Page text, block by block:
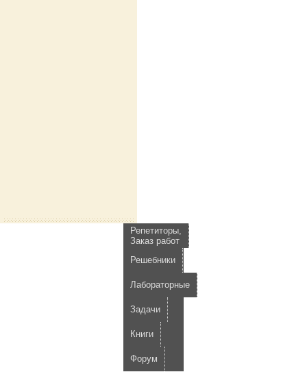
Репетиторы,
Заказ работ
Решебники
Лабораторные
Задачи
Книги
Форум